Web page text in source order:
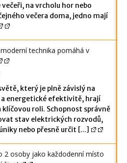
na vrcholu hor nebo
večera doma, jedno mají
technika pomáhá v
který je plně závislý na
energetické efektivitě, hrají
klíčovou roli. Schopnost správně
stav elektrických rozvodů,
nebo přesně určit [...]
2 osoby jako každodenní místo